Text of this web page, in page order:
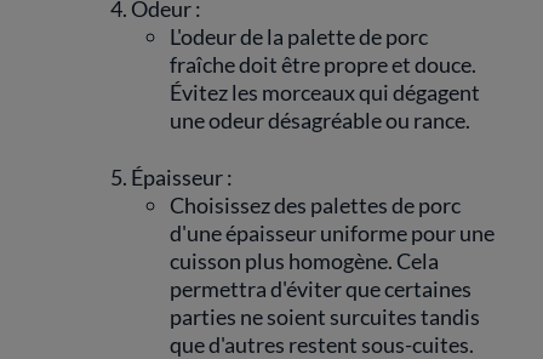
Odeur :
L'odeur de la palette de porc
fraîche doit être propre et douce.
Évitez les morceaux qui dégagent
une odeur désagréable ou rance.
Épaisseur :
Choisissez des palettes de porc
d'une épaisseur uniforme pour une
cuisson plus homogène. Cela
permettra d'éviter que certaines
parties ne soient surcuites tandis
que d'autres restent sous-cuites.